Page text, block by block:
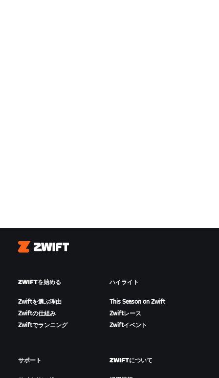
Zwift
ZWIFTを始める
Zwiftを選ぶ理由
Zwiftの仕組み
Zwiftでランニング
ハイライト
This Season on Zwift
Zwiftレース
Zwiftイベント
サポート ZWIFTについて